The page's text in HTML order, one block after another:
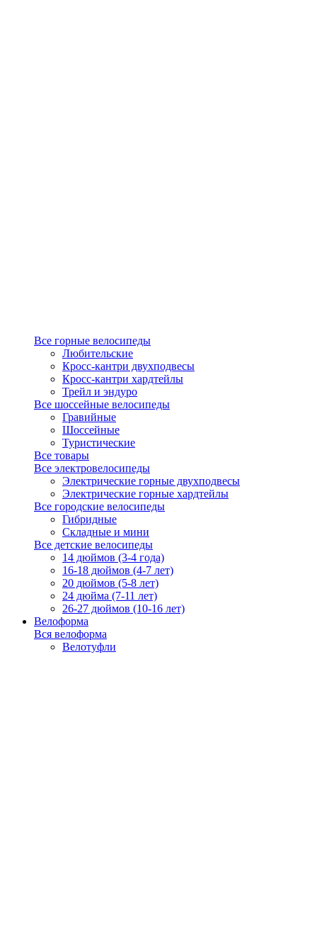
Все горные велосипеды
Любительские
Кросс-кантри двухподвесы
Кросс-кантри хардтейлы
Трейл и эндуро
Все шоссейные велосипеды
Гравийные
Шоссейные
Туристические
Все товары
Все электровелосипеды
Электрические горные двухподвесы
Электрические горные хардтейлы
Все городские велосипеды
Гибридные
Складные и мини
Все детские велосипеды
14 дюймов (3-4 года)
16-18 дюймов (4-7 лет)
20 дюймов (5-8 лет)
24 дюйма (7-11 лет)
26-27 дюймов (10-16 лет)
Велоформа
Вся велоформа
Велотуфли